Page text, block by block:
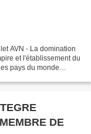
AVN - La domination
et l'établissement du
pays du monde
DE